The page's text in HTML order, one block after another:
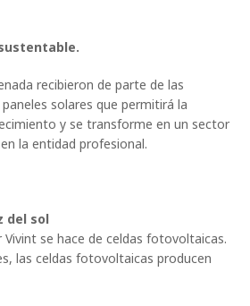
recibieron de parte de las
solares que permitirá la
y se transforme en un sector
la entidad profesional.
del sol
se hace de celdas fotovoltaicas.
las celdas fotovoltaicas producen